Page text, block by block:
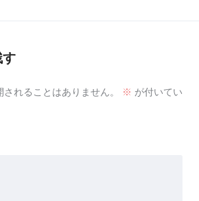
す
れることはありません。 ※ が付いてい